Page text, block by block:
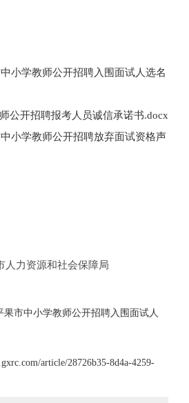
小学教师公开招聘入围面试人选名
公开招聘报考人员诚信承诺书.docx
小学教师公开招聘放弃面试资格声
力资源和社会保障局
果市中小学教师公开招聘入围面试人
article/28726b35-8d4a-4259-